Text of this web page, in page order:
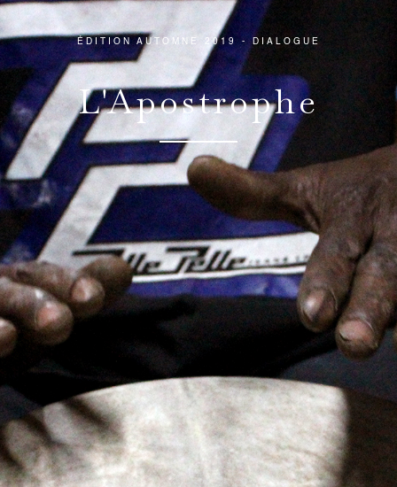
ÉDITION AUTOMNE 2019 - DIALOGUE
L'Apostrophe